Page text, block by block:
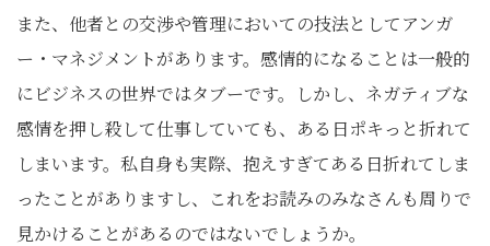
また、他者との交渉や管理においての技法としてアンガ
ー・マネジメントがあります。感情的になることは一般的
にビジネスの世界ではタブーです。しかし、ネガティブな
感情を押し殺して仕事していても、ある日ポキっと折れて
しまいます。私自身も実際、抱えすぎてある日折れてしま
ったことがありますし、これをお読みのみなさんも周りで
見かけることがあるのではないでしょうか。